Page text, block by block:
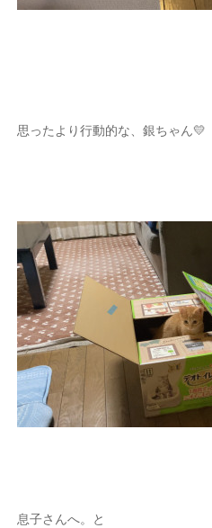
思ったより行動的な、銀ちゃん💛
息子さんへ。と